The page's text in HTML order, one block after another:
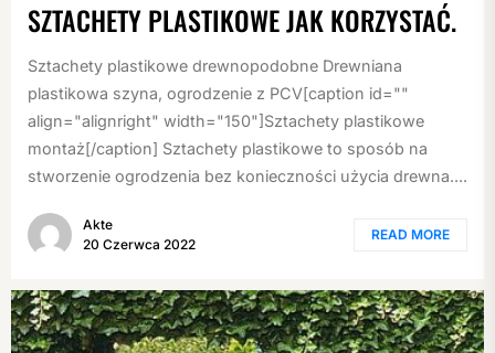
SZTACHETY PLASTIKOWE JAK KORZYSTAĆ.
Sztachety plastikowe drewnopodobne Drewniana
plastikowa szyna, ogrodzenie z PCV[caption id=""
align="alignright" width="150"]Sztachety plastikowe
montaż[/caption] Sztachety plastikowe to sposób na
stworzenie ogrodzenia bez konieczności użycia drewna....
Akte
20 Czerwca 2022
READ MORE